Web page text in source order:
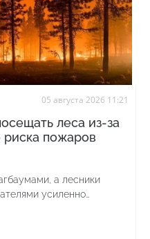
05 августа 2026 11:21
леса из-за
риска пожаров
а лесники
усиленно